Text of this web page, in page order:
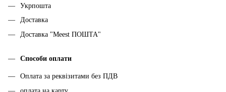
Укрпошта
Доставка
Доставка "Meest ПОШТА"
Способи оплати
Оплата за реквізитами без ПДВ